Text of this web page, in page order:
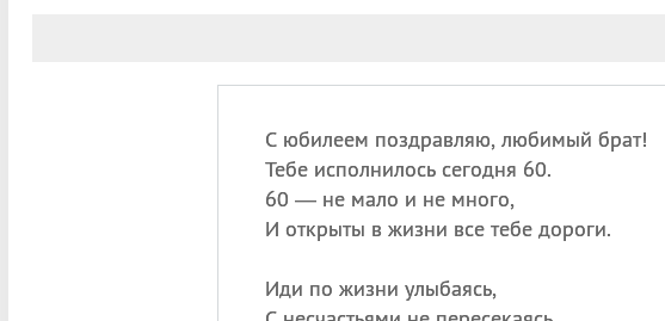
С юбилеем поздравляю, любимый брат!
Тебе исполнилось сегодня 60.
60 — не мало и не много,
И открыты в жизни все тебе дороги.
Иди по жизни улыбаясь,